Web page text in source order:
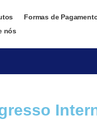
Formas de
nós